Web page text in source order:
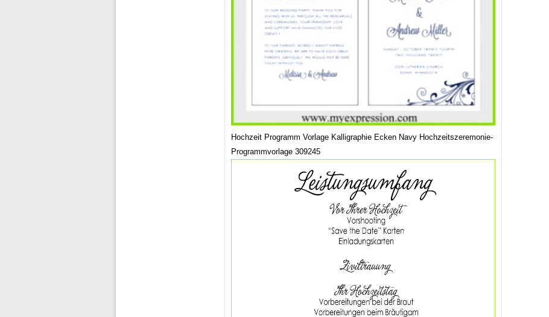
Hochzeit Programm Vorlage Kalligraphie Ecken Navy Hochzeitszeremonie-
Programmvorlage 309245